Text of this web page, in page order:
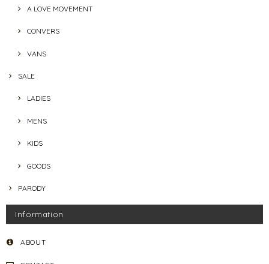
A LOVE MOVEMENT
CONVERS
VANS
SALE
LADIES
MENS
KIDS
GOODS
PARODY
Information
ABOUT